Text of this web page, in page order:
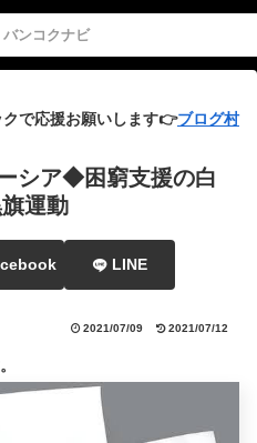
バンコクナビ
で応援お願いします👉ブログ村
シア◆困窮支援の白
運動
LINE
2021/07/09 2021/07/12